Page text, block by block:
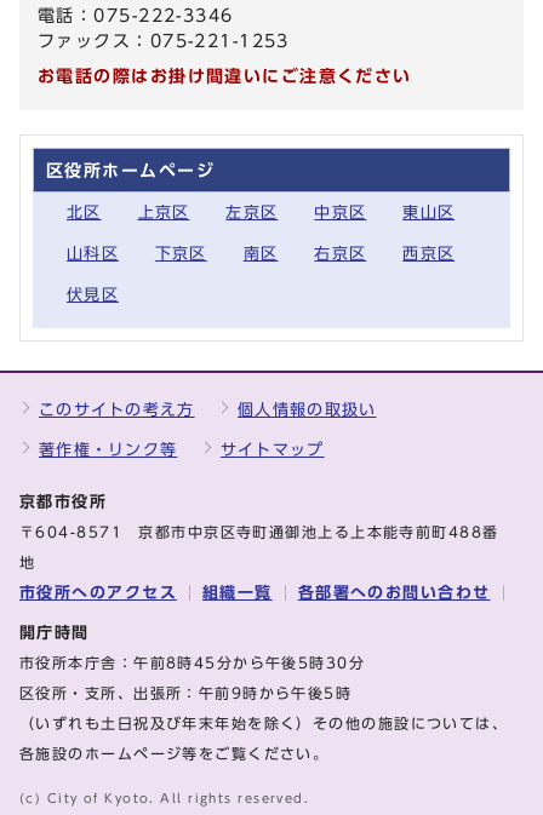
電話：075-222-3346
ファックス：075-221-1253
お電話の際はお掛け間違いにご注意ください
区役所ホームページ
北区 上京区 左京区 中京区 東山区
山科区 下京区 南区 右京区 西京区
伏見区
このサイトの考え方 個人情報の取扱い
著作権・リンク等 サイトマップ
京都市役所
〒604-8571 京都市中京区寺町通御池上る上本能寺前町488番
地
市役所へのアクセス 組織一覧 各部署へのお問い合わせ
開庁時間
市役所本庁舎：午前8時45分から午後5時30分
区役所・支所、出張所：午前9時から午後5時
（いずれも土日祝及び年末年始を除く）その他の施設については、
各施設のホームページ等をご覧ください。
(c) City of Kyoto. All rights reserved.